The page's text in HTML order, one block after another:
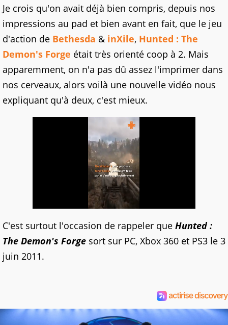
Je crois qu'on avait déjà bien compris, depuis nos
impressions au pad et bien avant en fait, que le jeu
d'action de Bethesda & inXile, Hunted : The
Demon's Forge était très orienté coop à 2. Mais
apparemment, on n'a pas dû assez l'imprimer dans
nos cerveaux, alors voilà une nouvelle vidéo nous
expliquant qu'à deux, c'est mieux.
C'est surtout l'occasion de rappeler que Hunted :
The Demon's Forge sort sur PC, Xbox 360 et PS3 le 3
juin 2011.